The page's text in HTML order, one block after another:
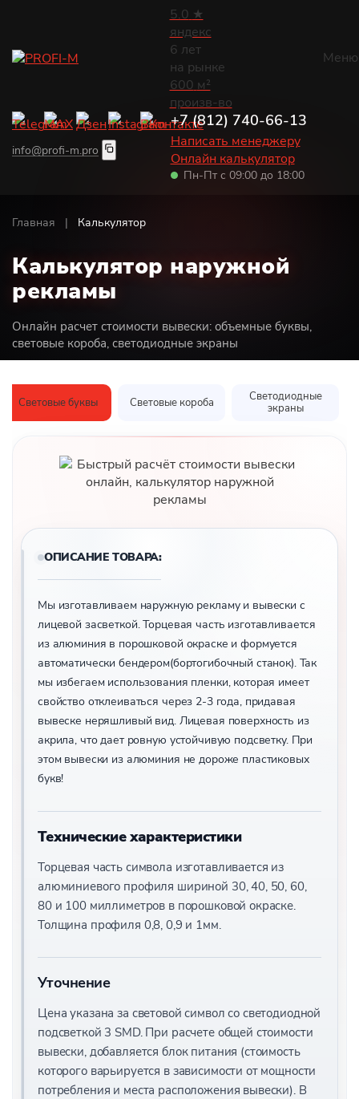
5.0 ★
яндекс
6 лет
на рынке
600 м²
произв-во
Меню
info@profi-m.pro
+7 (812) 740-66-13
Написать менеджеру
Онлайн калькулятор
Пн-Пт с 09:00 до 18:00
Каталог
Рекламные вывески
Световые вывески
Объёмные буквы
Панели-кронштейн
Лайтбоксы
Световые короба
Для улицы
Крышные установки
Рекламные щиты
По назначению
Для клиники
Для гостиницы
Световые панели
Акрилайт
Рекламные планшеты
Светодиодные уличные экраны
Уличный светодиодный экран
Онлайн-расчет
Контакты
О компании
Портфолио
Наше производство
Гарантия и возврат
Вопрос-ответ
Главная | Калькулятор
Калькулятор наружной
рекламы
Онлайн расчет стоимости вывески: объемные буквы,
световые короба, светодиодные экраны
Световые буквы Световые короба
Светодиодные
экраны
ОПИСАНИЕ ТОВАРА:
Мы изготавливаем наружную рекламу и вывески с
лицевой засветкой. Торцевая часть изготавливается
из алюминия в порошковой окраске и формуется
автоматически бендером(бортогибочный станок). Так
мы избегаем использования пленки, которая имеет
свойство отклеиваться через 2-3 года, придавая
вывеске неряшливый вид. Лицевая поверхность из
акрила, что дает ровную устойчивую подсветку. При
этом вывески из алюминия не дороже пластиковых
букв!
Технические характеристики
Торцевая часть символа изготавливается из
алюминиевого профиля шириной 30, 40, 50, 60,
80 и 100 миллиметров в порошковой окраске.
Толщина профиля 0,8, 0,9 и 1мм.
Уточнение
Цена указана за световой символ со светодиодной
подсветкой 3 SMD. При расчете общей стоимости
вывески, добавляется блок питания (стоимость
которого варьируется в зависимости от мощности
потребления и места расположения вывески). В